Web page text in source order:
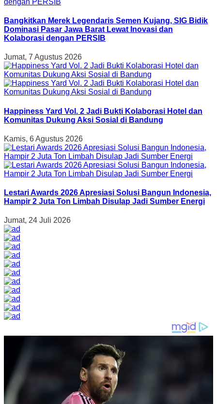
Bangkitkan Merek Legendaris Semen Kujang, SIG Bidik
Dominasi Pasar Jawa Barat Lewat Inovasi dan
Kolaborasi dengan PERSIB
Jumat, 7 Agustus 2026
Happiness Yard Vol. 2 Jadi Bukti Kolaborasi Hotel dan
Komunitas Dukung Aksi Sosial di Bandung
Kamis, 6 Agustus 2026
Lestari Awards 2026 Apresiasi Solusi Bangun Indonesia,
Hampir 2 Juta Ton Limbah Disulap Jadi Sumber Energi
Jumat, 24 Juli 2026